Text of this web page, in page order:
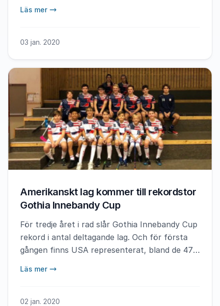
första matchen kom att bli en riktig rysare.
Läs mer
03 jan. 2020
Amerikanskt lag kommer till rekordstor
Gothia Innebandy Cup
För tredje året i rad slår Gothia Innebandy Cup
rekord i antal deltagande lag. Och för första
gången finns USA representerat, bland de 471
Läs mer
02 jan. 2020